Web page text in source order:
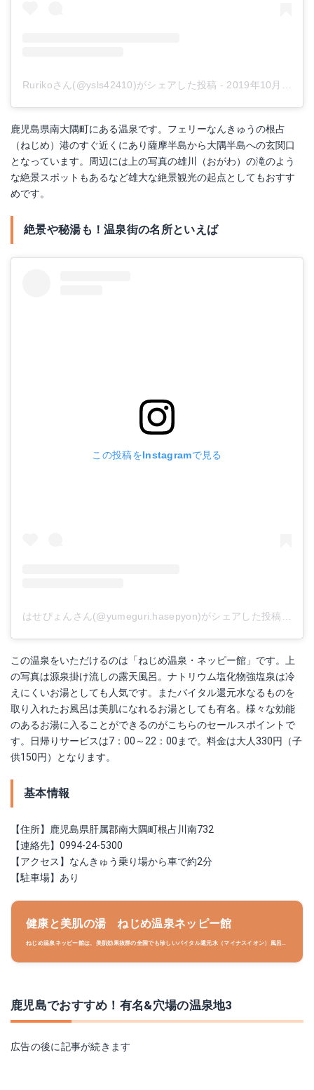
Rurikoさん(@ysls42410)がシェアした投稿 - 2019年10月月8日午前1時10分PDT
鹿児島県南大隅町にある温泉です。フェリーなんきゅうの根占
（ねじめ）港のすぐ近くにあり薩摩半島から大隅半島への玄関口
となっています。周辺には上の写真の雄川（おがわ）の滝のよう
な絶景スポットもあるなど雄大な絶景観光の起点としてもおすす
めです。
絶景や秘湯も！温泉街の名所といえば
この投稿をInstagramで見る
この温泉をいただけるのは「ねじめ温泉・ネッピー館」です。上
の写真は源泉掛け流しの露天風呂。ナトリウム塩化物強塩泉は冷
えにくいお湯としても人気です。またバイタル還元水なるものを
取り入れたお風呂は美肌になれるお湯としても有名。様々な効能
のあるお湯に入ることができるのがこちらのセールスポイントで
す。日帰りサービスは7：00～22：00まで。料金は大人330円（子
供150円）となります。
基本情報
【住所】鹿児島県肝属郡南大隅町根占川南732
【連絡先】0994-24-5300
【アクセス】なんきゅう乗り場から車で約2分
【駐車場】あり
健康と美肌の湯 ねじめ温泉ネッピー館
ねじめ温泉ネッピー館は、美肌効果抜群の全国でも珍しいバイタル還元水（マイナスイオン）風呂を
鹿児島でおすすめ！有名&穴場の温泉地3
広告の後に記事が続きます